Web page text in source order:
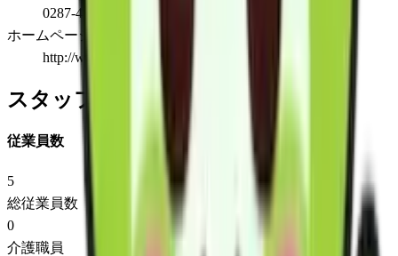
0287-44-2053
ホームページ
http://www.epoch-kaigo.com
スタッフ情報
従業員数
5
総従業員数
0
介護職員